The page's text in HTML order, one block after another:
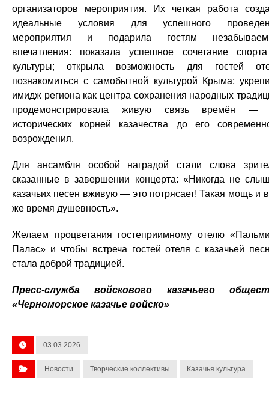
организаторов мероприятия. Их четкая работа
идеальные условия для успешного
мероприятия и подарила гостям
впечатления: показала успешное сочетание
культуры; открыла возможность для гостей
познакомиться с самобытной культурой Крыма;
имидж региона как центра сохранения народных
продемонстрировала живую связь времён —
исторических корней казачества до его
возрождения.
Для ансамбля особой наградой стали слова
сказанные в завершении концерта: «Никогда не
казачьих песен вживую — это потрясает! Такая мощь и
же время душевность».
Желаем процветания гостеприимному отелю
Палас» и чтобы встреча гостей отеля с казачьей
стала доброй традицией.
Пресс-служба войскового казачьего
«Черноморское казачье войско»
03.03.2026
Новости Творческие коллективы Казачья культура